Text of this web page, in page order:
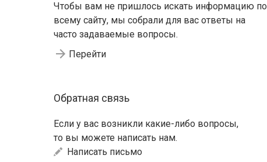
Чтобы вам не пришлось искать информацию по
всему сайту, мы собрали для вас ответы на
часто задаваемые вопросы.
Перейти
Обратная связь
Если у вас возникли какие-либо вопросы,
то вы можете написать нам.
Написать письмо